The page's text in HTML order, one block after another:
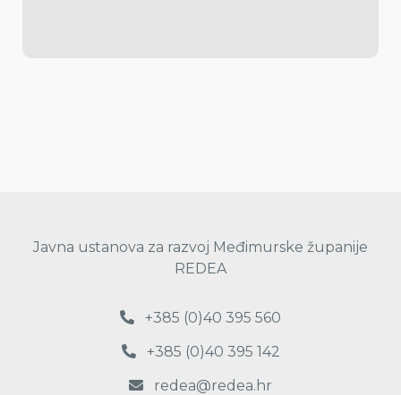
Javna ustanova za razvoj Međimurske županije
REDEA
+385 (0)40 395 560
+385 (0)40 395 142
redea@redea.hr